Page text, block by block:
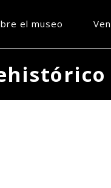
el museo